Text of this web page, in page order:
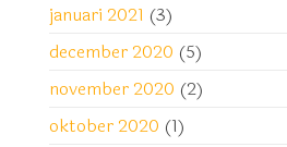
januari 2021 (3)
december 2020 (5)
november 2020 (2)
oktober 2020 (1)